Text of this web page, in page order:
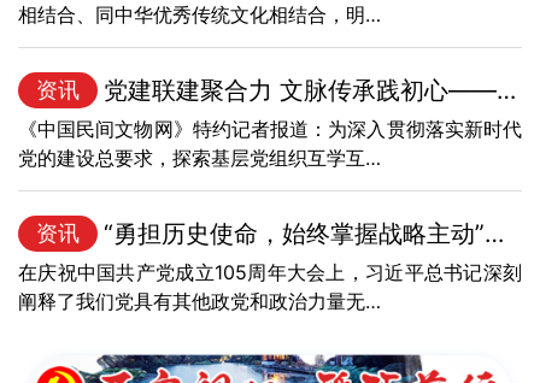
相结合、同中华优秀传统文化相结合，明…
资讯 党建联建聚合力 文脉传承践初心——我会与全国…
《中国民间文物网》特约记者报道：为深入贯彻落实新时代
党的建设总要求，探索基层党组织互学互…
资讯 “勇担历史使命，始终掌握战略主动”——深入学…
在庆祝中国共产党成立105周年大会上，习近平总书记深刻
阐释了我们党具有其他政党和政治力量无…